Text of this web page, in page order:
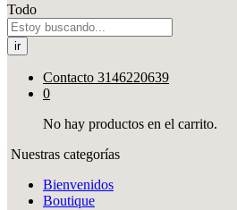
Todo
ir
Contacto 3146220639
0
No hay productos en el carrito.
Nuestras categorías
Bienvenidos
Boutique